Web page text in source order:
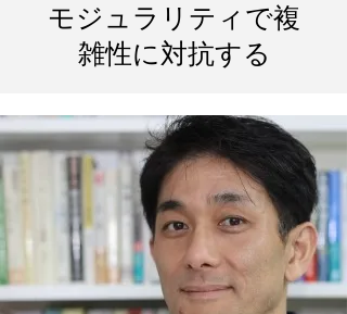
​モジュラリティで複
雑性に対抗する